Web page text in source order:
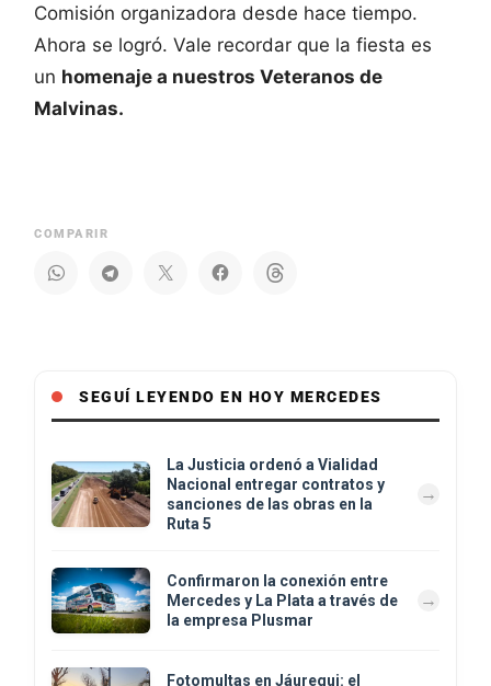
Comisión organizadora desde hace tiempo.
Ahora se logró. Vale recordar que la fiesta es
un homenaje a nuestros Veteranos de
Malvinas.
COMPARIR
SEGUÍ LEYENDO EN HOY MERCEDES
La Justicia ordenó a Vialidad
Nacional entregar contratos y
sanciones de las obras en la
Ruta 5
Confirmaron la conexión entre
Mercedes y La Plata a través de
la empresa Plusmar
Fotomultas en Jáuregui: el